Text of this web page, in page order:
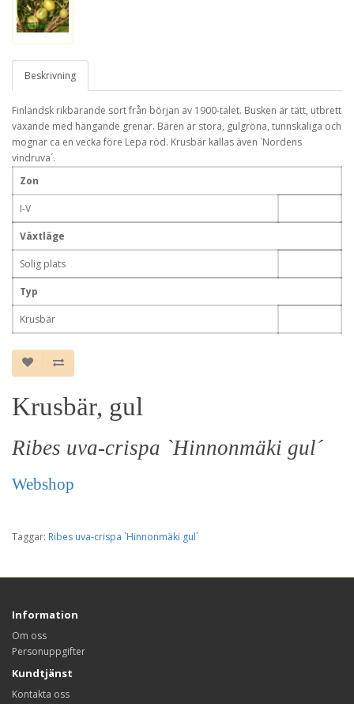
Beskrivning
Finländsk rikbärande sort från början av 1900-talet. Busken är tätt, utbrett
växande med hängande grenar. Bären är stora, gulgröna, tunnskaliga och
mognar ca en vecka före Lepa röd. Krusbär kallas även `Nordens
vindruva´.
Zon
I-V
Växtläge
Solig plats
Typ
Krusbär
Krusbär, gul
Ribes uva-crispa `Hinnonmäki gul´
Webshop
Taggar: Ribes uva-crispa `Hinnonmäki gul´
Information
Om oss
Personuppgifter
Kundtjänst
Kontakta oss